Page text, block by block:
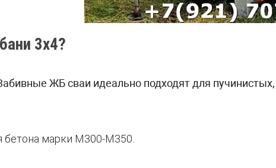
3х4?
ЖБ сваи идеально подходят для
бетона марки М300-М350.